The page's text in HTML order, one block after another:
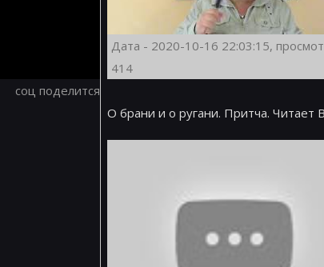
соц поделится
Дата - 2020-10-16 22:03:15,
414
О брани и о ругани. Притча. Читает